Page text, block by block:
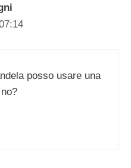
posso usare una